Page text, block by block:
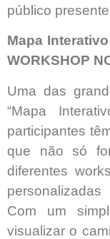
público
Mapa
WORKSHOP
Uma das
“Mapa
participantes
que não só
diferentes
Com um
visualizar o